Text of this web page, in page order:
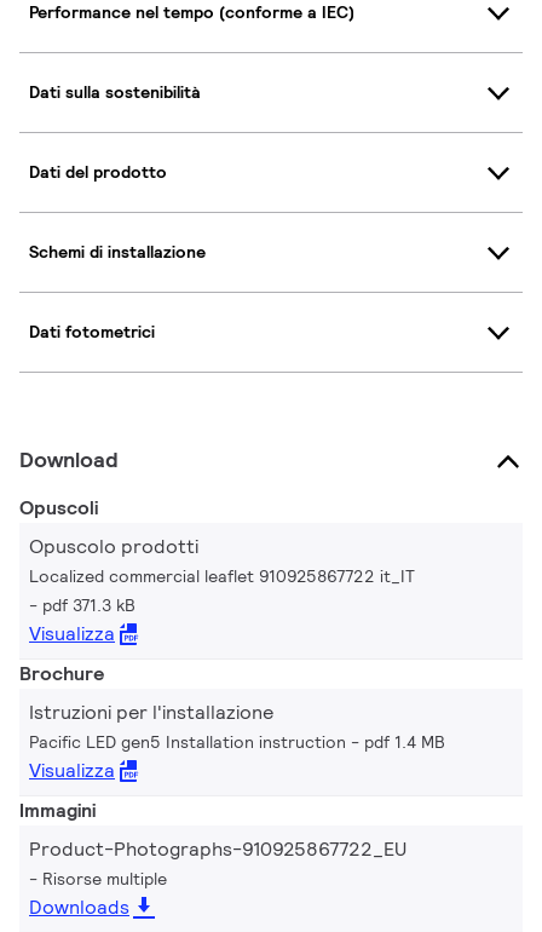
Performance nel tempo (conforme a IEC)
Dati sulla sostenibilità
Dati del prodotto
Schemi di installazione
Dati fotometrici
Download
Opuscoli
Opuscolo prodotti
Localized commercial leaflet 910925867722 it_IT
pdf 371.3 kB
Visualizza
Brochure
Istruzioni per l'installazione
Pacific LED gen5 Installation instruction pdf 1.4 MB
Visualizza
Immagini
Product-Photographs-910925867722_EU
Risorse multiple
Downloads